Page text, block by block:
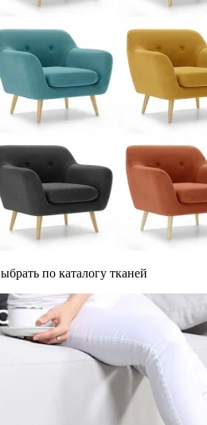
по каталогу тканей